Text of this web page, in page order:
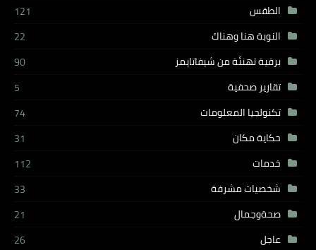
الطقس
121
النوبة هنا وهناك
22
برقية تهنئة من شيفاتايمز
90
تقارير صحفية
5
تكنولجيا المعلومات
74
حكاية مكان
31
خدمات
112
شخصيات مشرفة
33
صحةوجمال
21
عاجل
26